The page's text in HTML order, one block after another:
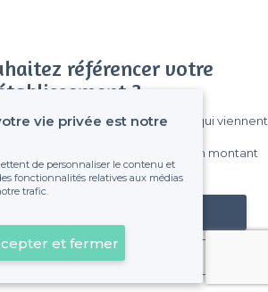
référencer votre
?
parmi le million de visiteurs qui viennent
sans engagement, vous payez un montant
de voir déraper la facture.
mon établissement
Déjà client
vie privée est notre
de personnaliser le contenu et
fonctionnalités relatives aux médias
trafic.
et fermer